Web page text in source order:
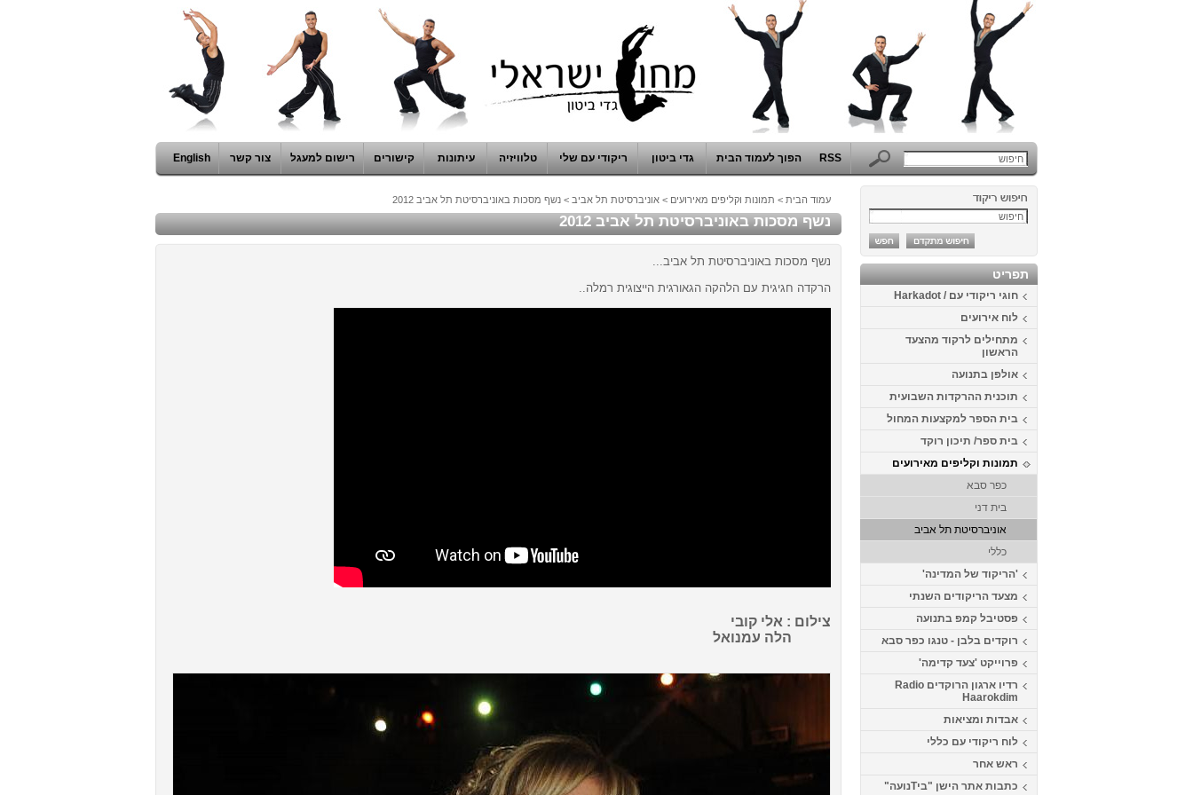
RSS הפוך לעמוד הבית גדי ביטון ריקודי עם שלי טלוויזיה עיתונות קישורים רישום למעגל צור קשר English
תפריט
חוגי ריקודי עם / Harkadot
לוח אירועים
מתחילים לרקוד מהצעד
הראשון
אולפן בתנועה
תוכנית ההרקדות השבועית
בית הספר למקצעות המחול
בית ספר/ תיכון רוקד
תמונות וקליפים מאירועים
כפר סבא
בית דני
אוניברסיטת תל אביב
כללי
'הריקוד של המדינה'
מצעד הריקודים השנתי
פסטיבל קמפ בתנועה
רוקדים בלבן - טנגו כפר סבא
פרוייקט 'צעד קדימה'
רדיו ארגון הרוקדים Radio
Haarokdim
אבדות ומציאות
לוח ריקודי עם כללי
ראש אחר
כתבות אתר הישן "ביTנועה"
עמוד הבית > תמונות וקליפים מאירועים > אוניברסיטת תל אביב > נשף מסכות באוניברסיטת תל אביב 2012
נשף מסכות באוניברסיטת תל אביב 2012
נשף מסכות באוניברסיטת תל אביב...
הרקדה חגיגית עם הלהקה הגאורגית הייצוגית רמלה..
צילום : אלי קובי
הלה עמנואל